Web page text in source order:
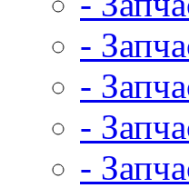
-
-
-
-